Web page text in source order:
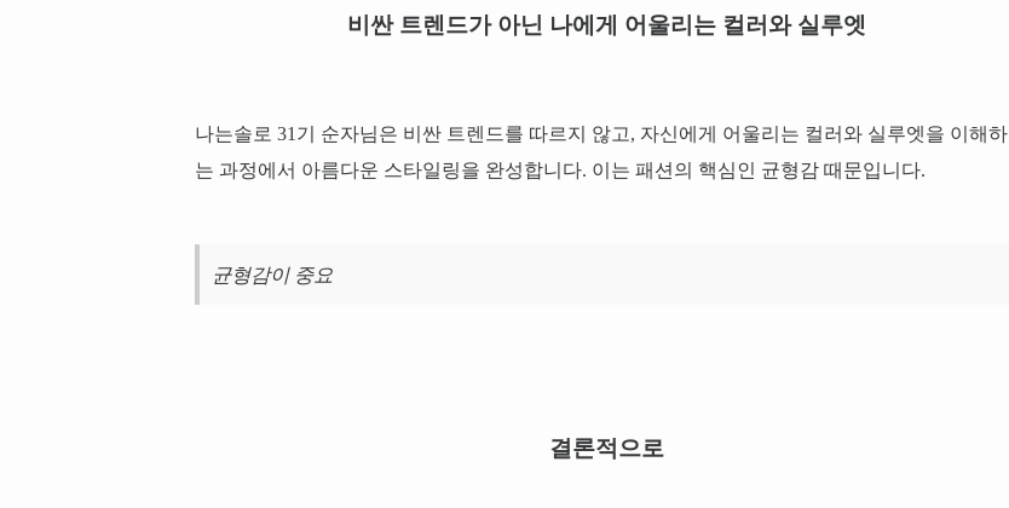
비싼 트렌드가 아닌 나에게 어울리는 컬러와 실루엣
나는솔로 31기 순자님은 비싼 트렌드를 따르지 않고, 자신에게 어울리는 컬러와 실루엣을 이해하
는 과정에서 아름다운 스타일링을 완성합니다. 이는 패션의 핵심인 균형감 때문입니다.
균형감이 중요
결론적으로